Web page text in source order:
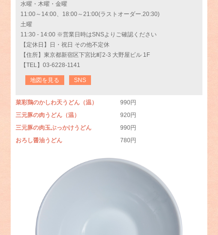
水曜・木曜・金曜
11:00～14:00、18:00～21:00(ラストオーダー.20:30)
土曜
11:30 - 14:00 ※営業日時はSNSよりご確認ください
【定休日】日・祝日 その他不定休
【住所】東京都新宿区下宮比町2-3 大野屋ビル 1F
【TEL】03-6228-1141
地図を見る SNS
菜彩鶏のかしわ天うどん（温）
990円
三元豚の肉うどん（温）
920円
三元豚の肉玉ぶっかけうどん
990円
おろし醤油うどん
780円